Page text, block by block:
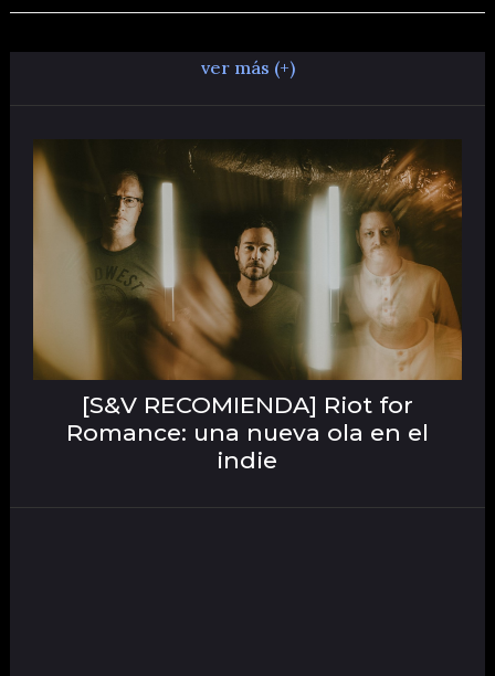
ver más (+)
[S&V RECOMIENDA] Riot for
Romance: una nueva ola en el
indie